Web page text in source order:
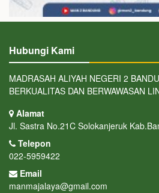
Hubungi Kami
MADRASAH ALIYAH NEGERI 2
BERKUALITAS DAN BERWAWASAN
Alamat
Jl. Sastra No.21C Solokanjeruk
Telepon
022-5959422
Email
manmajalaya@gmail.com